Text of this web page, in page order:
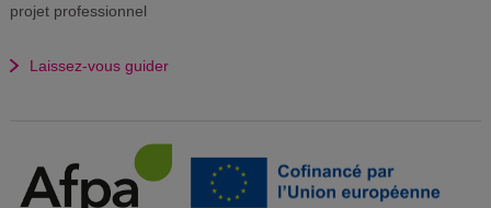
projet professionnel
Laissez-vous guider